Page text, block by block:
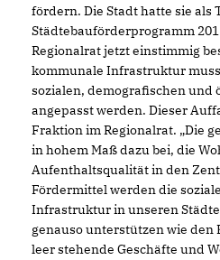
fördern. Die Stadt hatte sie als
Städtebauförderprogramm
Regionalrat jetzt einstimmig
kommunale Infrastruktur
sozialen, demografischen und
angepasst werden. Dieser
Fraktion im Regionalrat. „Die
in hohem Maß dazu bei, die
Aufenthaltsqualität in den
Fördermittel werden die
Infrastruktur in unseren
genauso unterstützen wie den
leer stehende Geschäfte und